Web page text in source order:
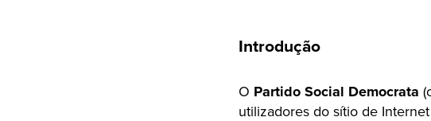
Introdução
O Partido Social Democrata
utilizadores do sítio de